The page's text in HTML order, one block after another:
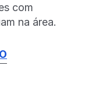
com
na área.